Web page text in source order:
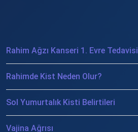
Rahim Ağzı Kanseri 1. Evre Tedavisi
Rahimde Kist Neden Olur?
Sol Yumurtalık Kisti Belirtileri
Vajina Ağrısı